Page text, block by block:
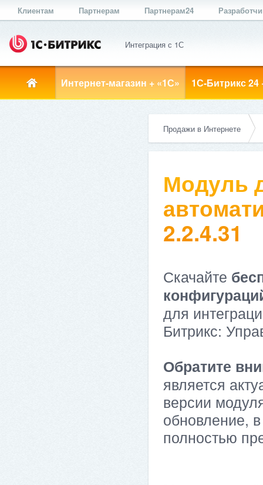
Клиентам Партнерам Партнерам24
Интеграция с 1С
Интернет-магазин + «1С» 1С-Битрикс 24
Продажи в Интернете
Модуль
2.2.4.31
Скачайте
для
Битрикс:
Обратите
является
версии
обновление,
полностью